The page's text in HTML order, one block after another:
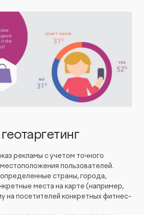
рекламы с учетом точного
пользователей.
страны, города,
места на карте (например,
на посетителей конкретных фитнес-